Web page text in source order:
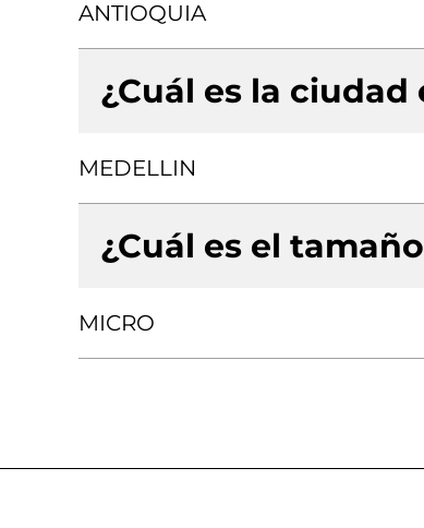
ANTIOQUIA
¿Cuál es la
MEDELLIN
¿Cuál es el
MICRO